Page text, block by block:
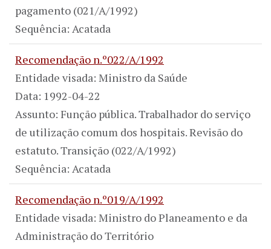
pagamento (021/A/1992)
Sequência: Acatada
Recomendação n.º022/A/1992
Entidade visada: Ministro da Saúde
Data: 1992-04-22
Assunto: Função pública. Trabalhador do serviço
de utilização comum dos hospitais. Revisão do
estatuto. Transição (022/A/1992)
Sequência: Acatada
Recomendação n.º019/A/1992
Entidade visada: Ministro do Planeamento e da
Administração do Território